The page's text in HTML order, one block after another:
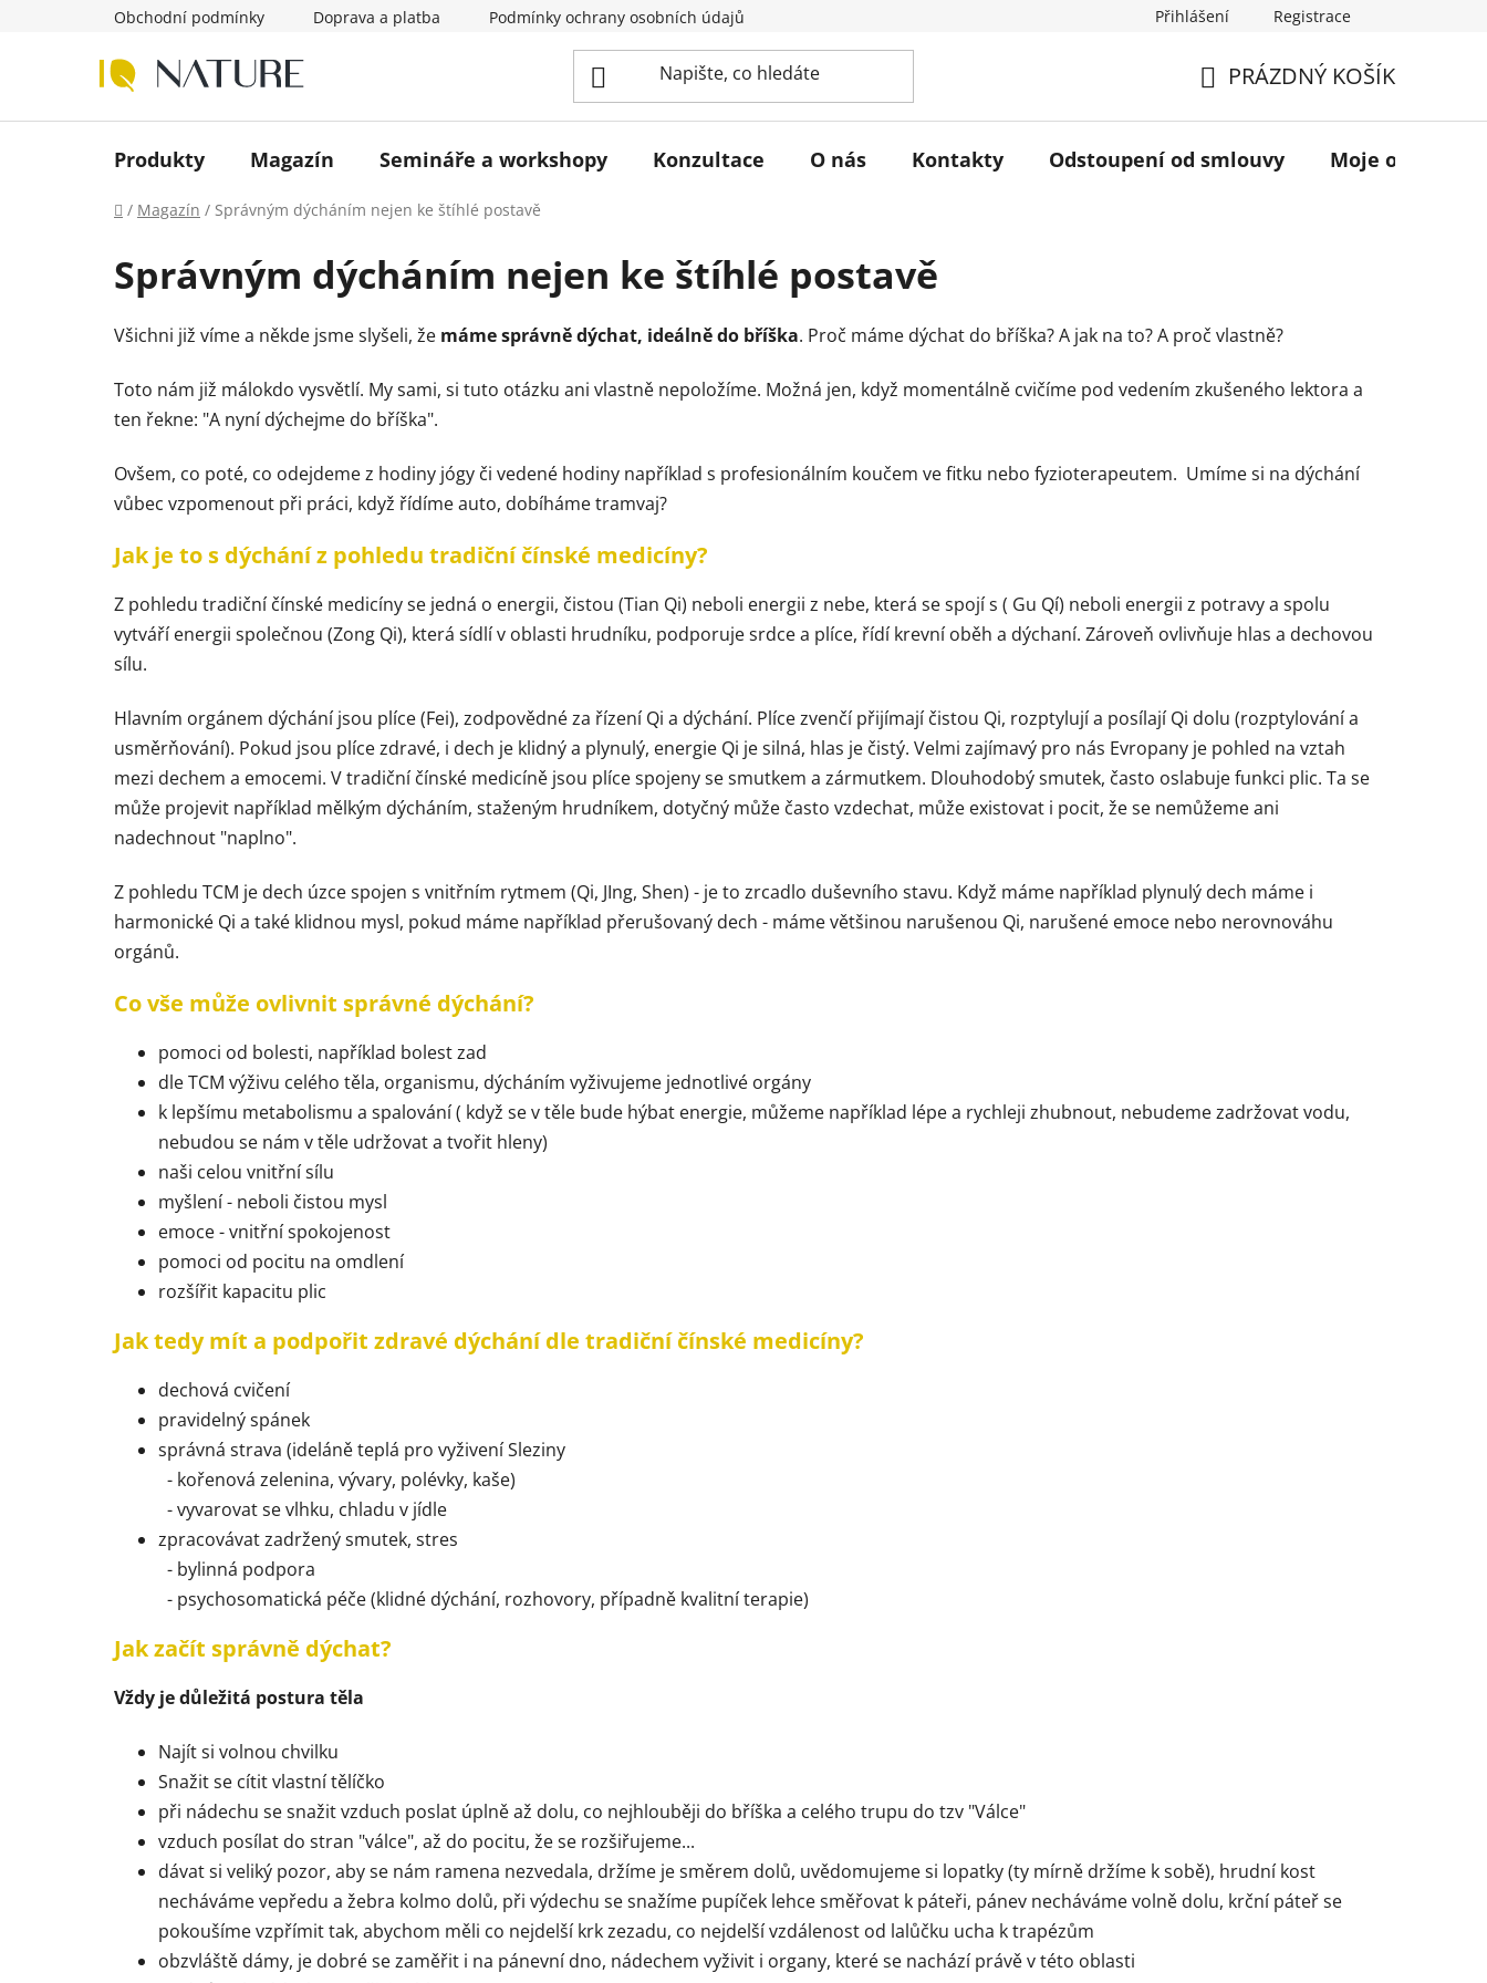
Obchodní podmínky Doprava a platba Podmínky ochrany osobních údajů Poučení spotřebitele o právu na odstoupení od smlouvy O nás Kontakty
Přihlášení Registrace
KOŠÍK
PRÁZDNÝ KOŠÍK
Produkty Magazín Semináře a workshopy Konzultace O nás Kontakty Odstoupení od smlouvy Moje
Domů
/ Magazín / Správným dýcháním nejen ke štíhlé postavě
Správným dýcháním nejen ke štíhlé postavě
Všichni již víme a někde jsme slyšeli, že máme správně dýchat, ideálně do bříška. Proč máme dýchat do bříška? A jak na to? A proč vlastně?
Toto nám již málokdo vysvětlí. My sami, si tuto otázku ani vlastně nepoložíme. Možná jen, když momentálně cvičíme pod vedením zkušeného lektora a
ten řekne: "A nyní dýchejme do bříška".
Ovšem, co poté, co odejdeme z hodiny jógy či vedené hodiny například s profesionálním koučem ve fitku nebo fyzioterapeutem. Umíme si na dýchání
vůbec vzpomenout při práci, když řídíme auto, dobíháme tramvaj?
Jak je to s dýchání z pohledu tradiční čínské medicíny?
Z pohledu tradiční čínské medicíny se jedná o energii, čistou (Tian Qi) neboli energii z nebe, která se spojí s ( Gu Qí) neboli energii z potravy a spolu
vytváří energii společnou (Zong Qi), která sídlí v oblasti hrudníku, podporuje srdce a plíce, řídí krevní oběh a dýchaní. Zároveň ovlivňuje hlas a dechovou
sílu.
Hlavním orgánem dýchání jsou plíce (Fei), zodpovědné za řízení Qi a dýchání. Plíce zvenčí přijímají čistou Qi, rozptylují a posílají Qi dolu (rozptylování a
usměrňování). Pokud jsou plíce zdravé, i dech je klidný a plynulý, energie Qi je silná, hlas je čistý. Velmi zajímavý pro nás Evropany je pohled na vztah
mezi dechem a emocemi. V tradiční čínské medicíně jsou plíce spojeny se smutkem a zármutkem. Dlouhodobý smutek, často oslabuje funkci plic. Ta se
může projevit například mělkým dýcháním, staženým hrudníkem, dotyčný může často vzdechat, může existovat i pocit, že se nemůžeme ani
nadechnout "naplno".
Z pohledu TCM je dech úzce spojen s vnitřním rytmem (Qi, JIng, Shen) - je to zrcadlo duševního stavu. Když máme například plynulý dech máme i
harmonické Qi a také klidnou mysl, pokud máme například přerušovaný dech - máme většinou narušenou Qi, narušené emoce nebo nerovnováhu
orgánů.
Co vše může ovlivnit správné dýchání?
pomoci od bolesti, například bolest zad
dle TCM výživu celého těla, organismu, dýcháním vyživujeme jednotlivé orgány
k lepšímu metabolismu a spalování ( když se v těle bude hýbat energie, můžeme například lépe a rychleji zhubnout, nebudeme zadržovat vodu,
nebudou se nám v těle udržovat a tvořit hleny)
naši celou vnitřní sílu
myšlení - neboli čistou mysl
emoce - vnitřní spokojenost
pomoci od pocitu na omdlení
rozšířit kapacitu plic
Jak tedy mít a podpořit zdravé dýchání dle tradiční čínské medicíny?
dechová cvičení
pravidelný spánek
správná strava (ideláně teplá pro vyživení Sleziny
- kořenová zelenina, vývary, polévky, kaše)
- vyvarovat se vlhku, chladu v jídle
zpracovávat zadržený smutek, stres
- bylinná podpora
- psychosomatická péče (klidné dýchání, rozhovory, případně kvalitní terapie)
Jak začít správně dýchat?
Vždy je důležitá postura těla
Najít si volnou chvilku
Snažit se cítit vlastní tělíčko
při nádechu se snažit vzduch poslat úplně až dolu, co nejhlouběji do bříška a celého trupu do tzv "Válce"
vzduch posílat do stran "válce", až do pocitu, že se rozšiřujeme...
dávat si veliký pozor, aby se nám ramena nezvedala, držíme je směrem dolů, uvědomujeme si lopatky (ty mírně držíme k sobě), hrudní kost
necháváme vepředu a žebra kolmo dolů, při výdechu se snažíme pupíček lehce směřovat k páteři, pánev necháváme volně dolu, krční páteř se
pokoušíme vzpřímit tak, abychom měli co nejdelší krk zezadu, co nejdelší vzdálenost od lalůčku ucha k trapézům
obzvláště dámy, je dobré se zaměřit i na pánevní dno, nádechem vyživit i organy, které se nachází právě v této oblasti